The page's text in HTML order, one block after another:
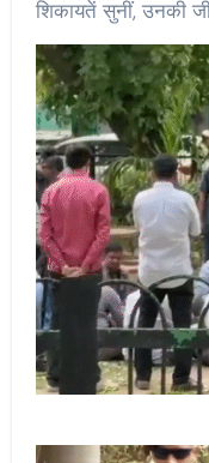
शिकायतें सुनीं, उनकी